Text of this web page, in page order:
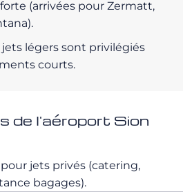
(arrivées pour Zermatt,
légers sont privilégiés
courts.
de l'aéroport Sion
jets privés (catering,
bagages).